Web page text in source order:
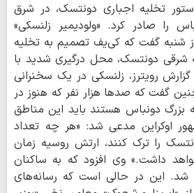
تخلیه اجباری دونتسک، در شرق
را صادر کرد. «ولودیمیر زلنسکی»
شنبه گفت که کی‌یف تصمیم به تخلیه
شرقی دونتسک، محل درگیری شدید با
رویترز، زلنسکی در یک سخنرانی
گفت که صدها هزار نفر که هنوز در
دونباس هستند باید این مناطق
اوکراین مدعی شد: «هر چه تعداد
را ترک کنند، ارتش روسیه زمان
داشت.» وی افزود که به ساکنان
شد. این در حالی است که رسانه‌های